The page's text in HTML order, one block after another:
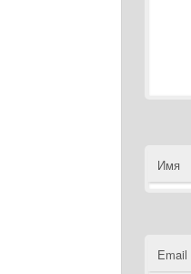
Имя
Email